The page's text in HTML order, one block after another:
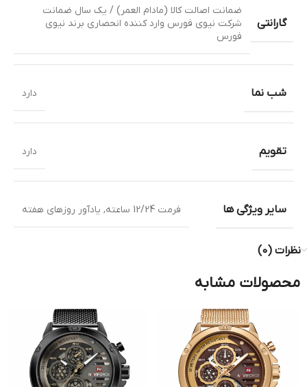
گارانتی
ضمانت اصالت کالا (مادام العمر) / یک سال ضمانت
شرکت نیوی فورس وارد کننده انحصاری برند نیوی
فورس
شب نما دارد
تقویم دارد
سایر ویژگی ها فرمت 12/24 ساعته , یادآور روزهای هفته
نظرات (0)
محصولات مشابه